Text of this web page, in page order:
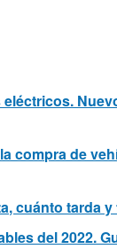
compra de
cuánto tarda
del 2022.